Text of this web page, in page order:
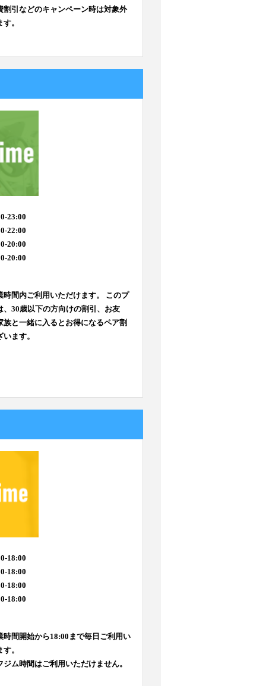
引などのキャンペーン時は対象外
。
23:00
22:00
20:00
20:00
時間内ご利用いただけます。 このプ
、30歳以下の方向けの割引、お友
族と一緒に入るとお得になるペア割
ます。
18:00
18:00
18:00
18:00
時間開始から18:00まで毎日ご利用い
。
ム時間はご利用いただけません。